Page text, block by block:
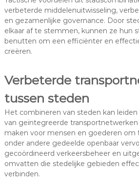
verbeterde middelenuitwisseling,
en gezamenlijke governance. Door
elkaar af te stemmen, kunnen ze hun
benutten om een efficiënter en
creëren.
Verbeterde
tussen steden
Het combineren van steden kan
van geïntegreerde
maken voor mensen en goederen om
onder andere gedeelde openbaar
gecoördineerd verkeersbeheer en
omvatten die stedelijke gebieden
verbinden.